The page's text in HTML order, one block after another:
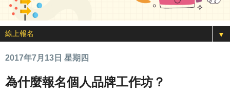
▼
2017年7月13日 星期四
為什麼報名個人品牌工作坊？